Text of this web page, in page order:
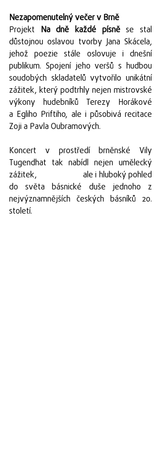
Nezapomenutelný večer v Brně
Projekt
Na dně každé písně se stal
důstojnou oslavou tvorby Jana Skácela,
jehož poezie stále oslovuje i dnešní
publikum. Spojení jeho veršů s hudbou
soudobých skladatelů vytvořilo unikátní
zážitek, který podtrhly nejen mistrovské
výkony hudebníků Terezy Horákové
a Egliho Priftiho, ale i působivá recitace
Zoji a Pavla Oubramových.
Koncert v prostředí brněnské Vily
Tugendhat tak nabídl nejen umělecký
zážitek,                     ale i hluboký pohled
do světa básnické duše jednoho z
nejvýznamnějších českých básníků 20.
století.